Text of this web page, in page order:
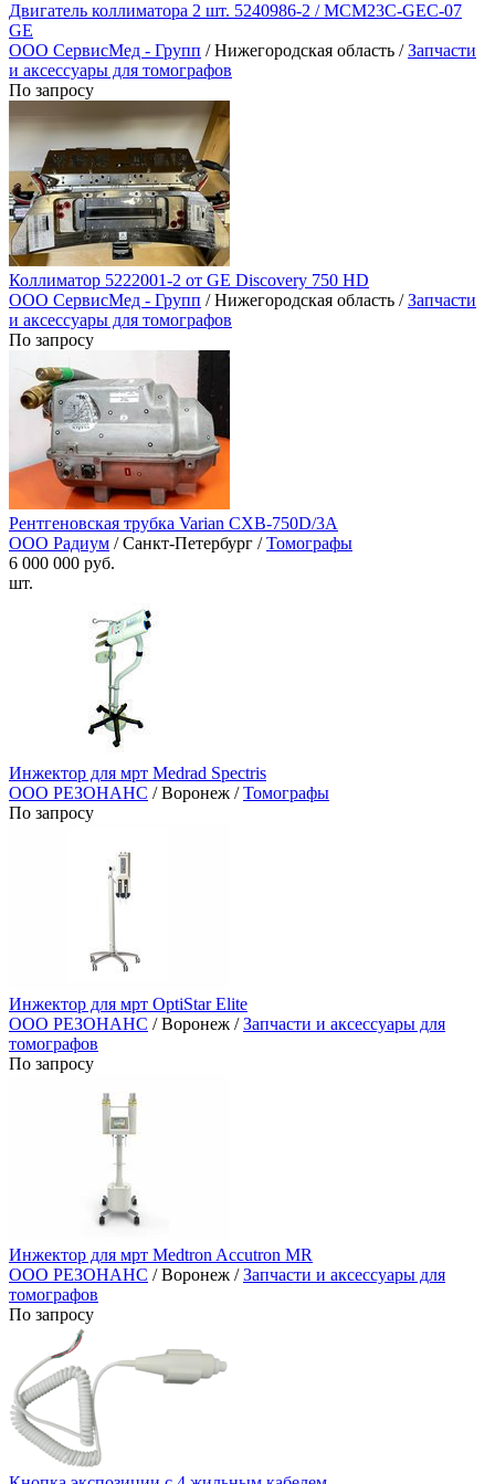
Двигатель коллиматора 2 шт. 5240986-2 / MCM23C-GEC-07
GE
ООО СервисМед - Групп / Нижегородская область /Запчасти
и аксессуары для томографов
По запросу
Коллиматор 5222001-2 от GE Discovery 750 HD
ООО СервисМед - Групп / Нижегородская область /Запчасти
и аксессуары для томографов
По запросу
Рентгеновская трубка Varian CXB-750D/3A
ООО Радиум / Санкт-Петербург /Томографы
6 000 000 руб.
шт.
Инжектор для мрт Medrad Spectris
ООО РЕЗОНАНС / Воронеж /Томографы
По запросу
Инжектор для мрт OptiStar Elite
ООО РЕЗОНАНС / Воронеж /Запчасти и аксессуары для
томографов
По запросу
Инжектор для мрт Medtron Accutron MR
ООО РЕЗОНАНС / Воронеж /Запчасти и аксессуары для
томографов
По запросу